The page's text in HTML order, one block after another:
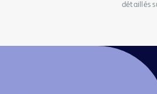
détaillés